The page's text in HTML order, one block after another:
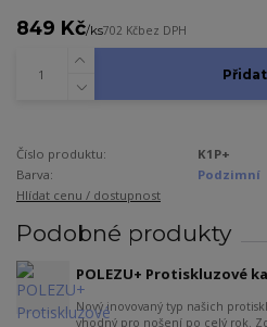
849 Kč/ks702 Kčbez DPH
Číslo produktu:
K1P+
Barva:
Podzimní
Hlídat cenu / dostupnost
Podobné produkty
POLEZU+ Protiskluzové
Nový inovovaný typ našich
vhodný pro nošení po celý rok.